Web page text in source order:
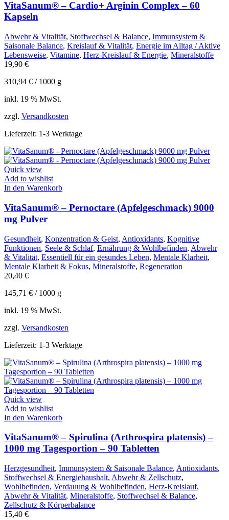
VitaSanum® – Cardio+ Arginin Complex – 60
Kapseln
Abwehr & Vitalität, Stoffwechsel & Balance, Immunsystem &
Saisonale Balance, Kreislauf & Vitalität, Energie im Alltag / Aktive
Lebensweise, Vitamine, Herz-Kreislauf & Energie, Mineralstoffe
19,90 €
310,94 € / 1000 g
inkl. 19 % MwSt.
zzgl. Versandkosten
Lieferzeit: 1-3 Werktage
Quick view
Add to wishlist
In den Warenkorb
VitaSanum® – Pernoctare (Apfelgeschmack) 9000
mg Pulver
Gesundheit, Konzentration & Geist, Antioxidants, Kognitive
Funktionen, Seele & Schlaf, Ernährung & Wohlbefinden, Abwehr
& Vitalität, Essentiell für ein gesundes Leben, Mentale Klarheit,
Mentale Klarheit & Fokus, Mineralstoffe, Regeneration
20,40 €
145,71 € / 1000 g
inkl. 19 % MwSt.
zzgl. Versandkosten
Lieferzeit: 1-3 Werktage
Quick view
Add to wishlist
In den Warenkorb
VitaSanum® – Spirulina (Arthrospira platensis) –
1000 mg Tagesportion – 90 Tabletten
Herzgesundheit, Immunsystem & Saisonale Balance, Antioxidants,
Stoffwechsel & Energiehaushalt, Abwehr & Zellschutz,
Wohlbefinden, Verdauung & Wohlbefinden, Herz-Kreislauf,
Abwehr & Vitalität, Mineralstoffe, Stoffwechsel & Balance,
Zellschutz & Körperbalance
15,40 €